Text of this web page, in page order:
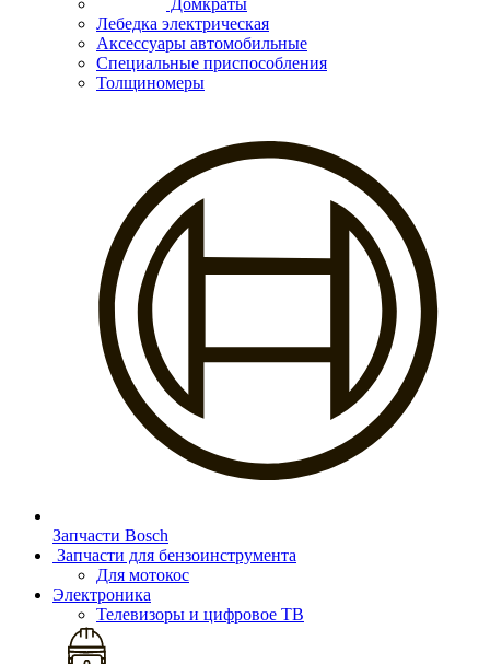
Домкраты
Лебедка электрическая
Аксессуары автомобильные
Специальные приспособления
Толщиномеры
Запчасти Bosch
Запчасти для бензоинструмента
Для мотокос
Электроника
Телевизоры и цифровое ТВ